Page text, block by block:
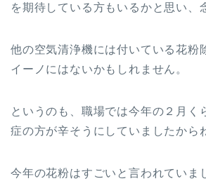
を期待している方もいるかと思い、
他の空気清浄機には付いている花粉
イーノにはないかもしれません。
というのも、職場では今年の２月く
症の方が辛そうにしていましたから
今年の花粉はすごいと言われていま